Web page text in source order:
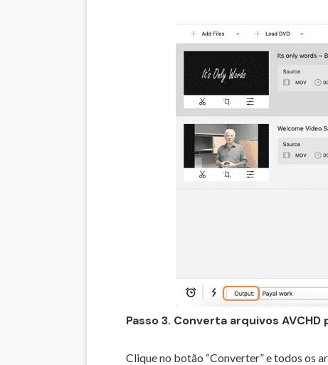
Passo 3. Converta arquivos
Clique no botão “Converter” e todos os